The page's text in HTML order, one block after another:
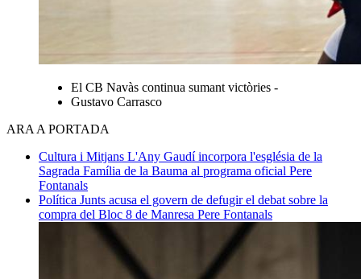
El CB Navàs continua sumant victòries -
Gustavo Carrasco
ARA A PORTADA
Cultura i Mitjans L'Any Gaudí incorpora l'església de la
Sagrada Família de la Bauma al programa oficial Pere
Fontanals
Política Junts acusa el govern de defugir el debat sobre la
compra del Bloc 8 de Manresa Pere Fontanals